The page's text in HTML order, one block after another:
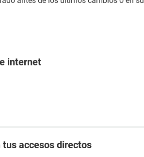
internet
tus accesos directos